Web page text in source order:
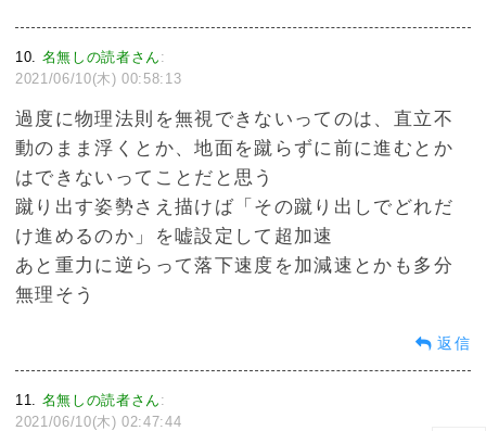
10 名無しの読者さん :
2021/06/10(木) 00:58:13
過度に物理法則を無視できないってのは、直立不
動のまま浮くとか、地面を蹴らずに前に進むとか
はできないってことだと思う
蹴り出す姿勢さえ描けば「その蹴り出しでどれだ
け進めるのか」を嘘設定して超加速
あと重力に逆らって落下速度を加減速とかも多分
無理そう
返信
11 名無しの読者さん :
2021/06/10(木) 02:47:44